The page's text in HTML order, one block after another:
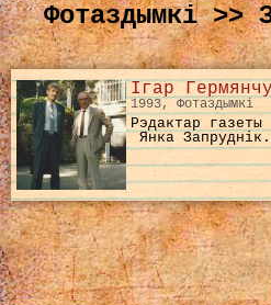
Фотаздымкі >>
Ігар
1993, Фотаздымкі
Рэдактар
Янка